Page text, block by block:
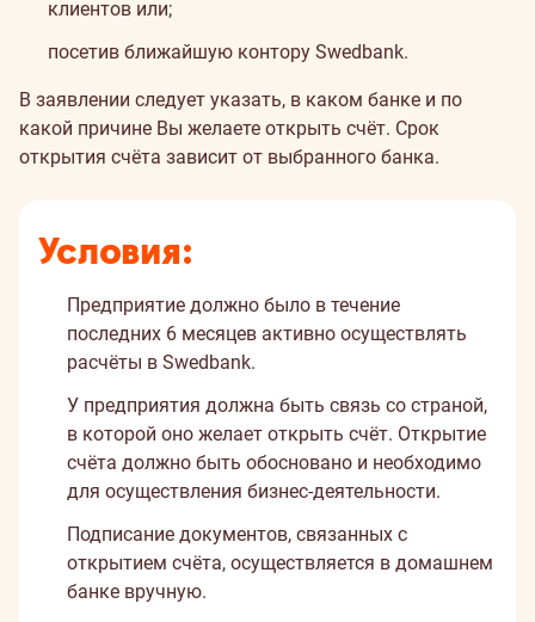
клиентов или;
посетив ближайшую контору Swedbank.
В заявлении следует указать, в каком банке и по
какой причине Вы желаете открыть счёт. Срок
открытия счёта зависит от выбранного банка.
Условия:
Предприятие должно было в течение
последних 6 месяцев активно осуществлять
расчёты в Swedbank.
У предприятия должна быть связь со страной,
в которой оно желает открыть счёт. Открытие
счёта должно быть обосновано и необходимо
для осуществления бизнес-деятельности.
Подписание документов, связанных с
открытием счёта, осуществляется в домашнем
банке вручную.